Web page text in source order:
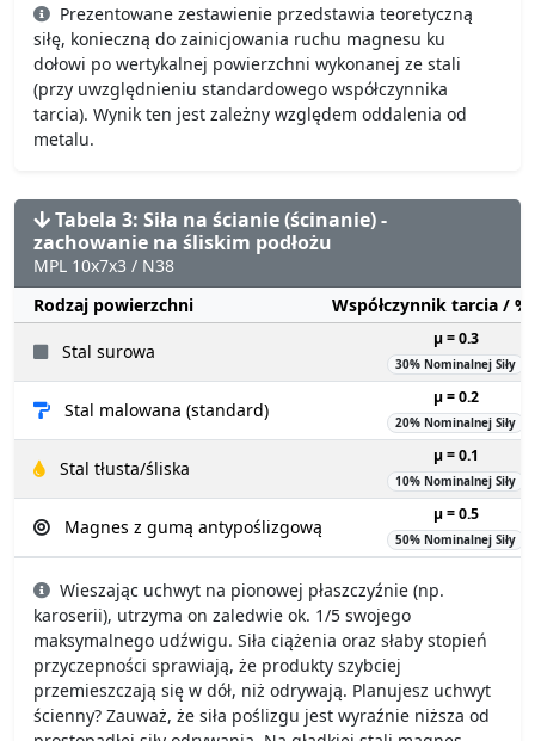
Prezentowane zestawienie przedstawia teoretyczną
siłę, konieczną do zainicjowania ruchu magnesu ku
dołowi po wertykalnej powierzchni wykonanej ze stali
(przy uwzględnieniu standardowego współczynnika
tarcia). Wynik ten jest zależny względem oddalenia od
metalu.
Tabela 3: Siła na ścianie (ścinanie) -
zachowanie na śliskim podłożu
MPL 10x7x3 / N38
Rodzaj powierzchni
Współczynnik tarcia /
Stal surowa
µ = 0.3
30% Nominalnej Siły
Stal malowana (standard)
µ = 0.2
20% Nominalnej Siły
Stal tłusta/śliska
µ = 0.1
10% Nominalnej Siły
Magnes z gumą antypoślizgową
µ = 0.5
50% Nominalnej Siły
Wieszając uchwyt na pionowej płaszczyźnie (np.
karoserii), utrzyma on zaledwie ok. 1/5 swojego
maksymalnego udźwigu. Siła ciążenia oraz słaby stopień
przyczepności sprawiają, że produkty szybciej
przemieszczają się w dół, niż odrywają. Planujesz uchwyt
ścienny? Zauważ, że siła poślizgu jest wyraźnie niższa od